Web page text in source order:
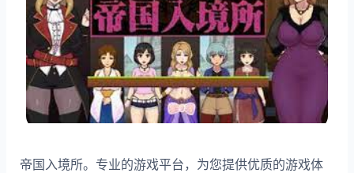
帝国入境所。专业的游戏平台，为您提供优质的游戏体